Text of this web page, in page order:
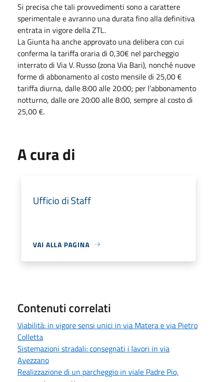
Si precisa che tali provvedimenti sono a carattere
sperimentale e avranno una durata fino alla definitiva
entrata in vigore della ZTL.
La Giunta ha anche approvato una delibera con cui
conferma la tariffa oraria di 0,30€ nel parcheggio
interrato di Via V. Russo (zona Via Bari), nonché nuove
forme di abbonamento al costo mensile di 25,00 €
tariffa diurna, dalle 8:00 alle 20:00; per l’abbonamento
notturno, dalle ore 20:00 alle 8:00, sempre al costo di
25,00 €.
A cura di
Ufficio di Staff
VAI ALLA PAGINA
Contenuti correlati
Viabilità: in vigore sensi unici in via Matera e via Pietro
Colletta
Sistemazioni stradali: consegnati i lavori in via
Avezzano
Realizzazione di un parcheggio in viale Padre Pio,